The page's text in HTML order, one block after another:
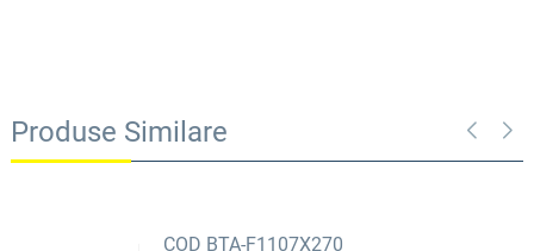
Produse Similare
COD BTA-F1107X270